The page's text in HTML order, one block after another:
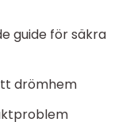
guide för säkra
drömhem